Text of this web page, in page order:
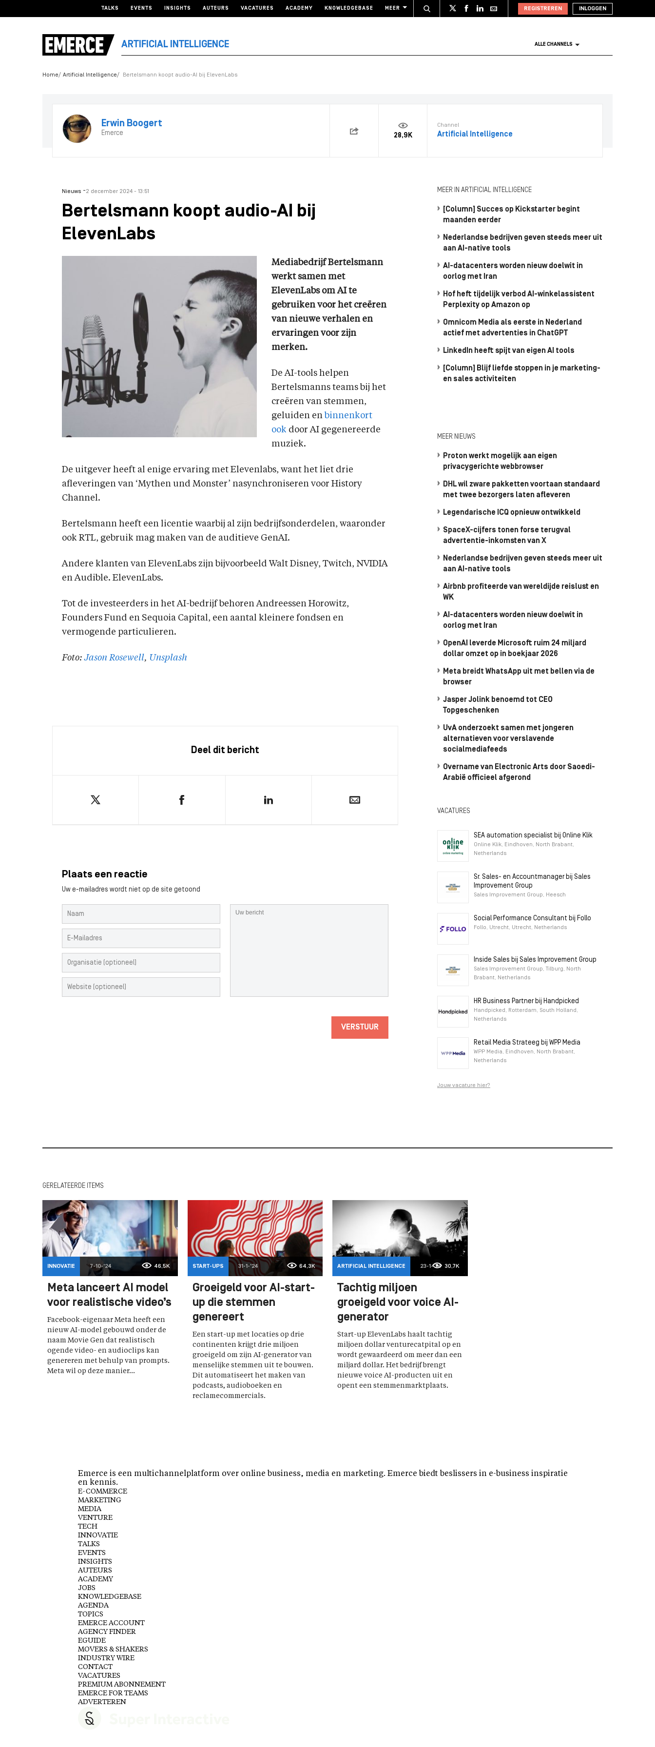
TALKS EVENTS INSIGHTS AUTEURS VACATURES ACADEMY KNOWLEDGEBASE MEER REGISTREREN INLOGGEN
ARTIFICIAL INTELLIGENCE ALLE CHANNELS
Home Artificial Intelligence Bertelsmann koopt audio-AI bij ElevenLabs
Erwin Boogert
Emerce 28,9K
Channel
Artificial Intelligence
Nieuws -2 december 2024 - 13:51
Bertelsmann koopt audio-AI bij
ElevenLabs
Mediabedrijf Bertelsmann
werkt samen met
ElevenLabs om AI te
gebruiken voor het creëren
van nieuwe verhalen en
ervaringen voor zijn
merken.
De AI-tools helpen
Bertelsmanns teams bij het
creëren van stemmen,
geluiden en binnenkort
ook door AI gegenereerde
muziek.
De uitgever heeft al enige ervaring met Elevenlabs, want het liet drie
afleveringen van ‘Mythen und Monster’ nasynchroniseren voor History
Channel.
Bertelsmann heeft een licentie waarbij al zijn bedrijfsonderdelen, waaronder
ook RTL, gebruik mag maken van de auditieve GenAI.
Andere klanten van ElevenLabs zijn bijvoorbeeld Walt Disney, Twitch, NVIDIA
en Audible. ElevenLabs.
Tot de investeerders in het AI-bedrijf behoren Andreessen Horowitz,
Founders Fund en Sequoia Capital, een aantal kleinere fondsen en
vermogende particulieren.
Foto:Jason Rosewell, Unsplash
Deel dit bericht
Plaats een reactie
Uw e-mailadres wordt niet op de site getoond
VERSTUUR
MEER IN ARTIFICIAL INTELLIGENCE
[Column] Succes op Kickstarter begint
maanden eerder
Nederlandse bedrijven geven steeds meer uit
aan AI-native tools
AI-datacenters worden nieuw doelwit in
oorlog met Iran
Hof heft tijdelijk verbod AI-winkelassistent
Perplexity op Amazon op
Omnicom Media als eerste in Nederland
actief met advertenties in ChatGPT
LinkedIn heeft spijt van eigen AI tools
[Column] Blijf liefde stoppen in je marketing-
en sales activiteiten
MEER NIEUWS
Proton werkt mogelijk aan eigen
privacygerichte webbrowser
DHL wil zware pakketten voortaan standaard
met twee bezorgers laten afleveren
Legendarische ICQ opnieuw ontwikkeld
SpaceX-cijfers tonen forse terugval
advertentie-inkomsten van X
Nederlandse bedrijven geven steeds meer uit
aan AI-native tools
Airbnb profiteerde van wereldijde reislust en
WK
AI-datacenters worden nieuw doelwit in
oorlog met Iran
OpenAI leverde Microsoft ruim 24 miljard
dollar omzet op in boekjaar 2026
Meta breidt WhatsApp uit met bellen via de
browser
Jasper Jolink benoemd tot CEO
Topgeschenken
UvA onderzoekt samen met jongeren
alternatieven voor verslavende
socialmediafeeds
Overname van Electronic Arts door Saoedi-
Arabië officieel afgerond
VACATURES
SEA automation specialist bij Online Klik
Online Klik, Eindhoven, North Brabant,
Netherlands
Sr. Sales- en Accountmanager bij Sales
Improvement Group
Sales Improvement Group, Heesch
Social Performance Consultant bij Follo
Follo, Utrecht, Utrecht, Netherlands
Inside Sales bij Sales Improvement Group
Sales Improvement Group, Tilburg, North
Brabant, Netherlands
HR Business Partner bij Handpicked
Handpicked, Rotterdam, South Holland,
Netherlands
Retail Media Strateeg bij WPP Media
WPP Media, Eindhoven, North Brabant,
Netherlands
Jouw vacature hier?
GERELATEERDE ITEMS
INNOVATIE 7-10-'24 46,5K
Meta lanceert AI model
voor realistische video’s
Facebook-eigenaar Meta heeft een
nieuw AI-model gebouwd onder de
naam Movie Gen dat realistisch
ogende video- en audioclips kan
genereren met behulp van prompts.
Meta wil op deze manier...
START-UPS 31-1-'24 64,3K
Groeigeld voor AI-start-
up die stemmen
genereert
Een start-up met locaties op drie
continenten krijgt drie miljoen
groeigeld om zijn AI-generator van
menselijke stemmen uit te bouwen.
Dit automatiseert het maken van
podcasts, audioboeken en
reclamecommercials.
ARTIFICIAL INTELLIGENCE 23-1-'24 30,7K
Tachtig miljoen
groeigeld voor voice AI-
generator
Start-up ElevenLabs haalt tachtig
miljoen dollar venturecatpital op en
wordt gewaardeerd om meer dan een
miljard dollar. Het bedrijf brengt
nieuwe voice AI-producten uit en
opent een stemmenmarktplaats.
Emerce is een multichannelplatform over online business, media en marketing. Emerce biedt beslissers in e-business inspiratie
en kennis.
E-COMMERCE
MARKETING
MEDIA
VENTURE
TECH
INNOVATIE
TALKS
EVENTS
INSIGHTS
AUTEURS
ACADEMY
JOBS
KNOWLEDGEBASE
AGENDA
TOPICS
EMERCE ACCOUNT
AGENCY FINDER
EGUIDE
MOVERS & SHAKERS
INDUSTRY WIRE
CONTACT
VACATURES
PREMIUM ABONNEMENT
EMERCE FOR TEAMS
ADVERTEREN